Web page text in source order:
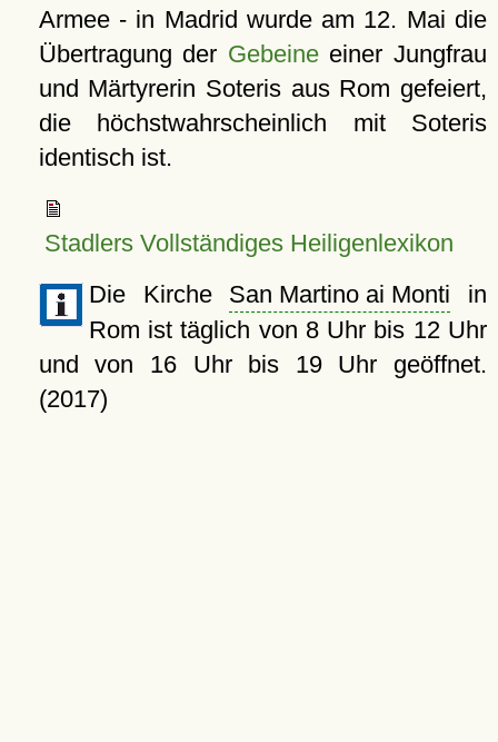
Armee - in Madrid wurde am 12. Mai die
Übertragung der Gebeineeiner Jungfrau
und Märtyrerin Soteris aus Rom gefeiert,
die höchstwahrscheinlich mit Soteris
identisch ist.
Stadlers Vollständiges Heiligenlexikon
Die Kirche San Martino ai Monti in
Rom ist täglich von 8 Uhr bis 12 Uhr
und von 16 Uhr bis 19 Uhr geöffnet.
(2017)